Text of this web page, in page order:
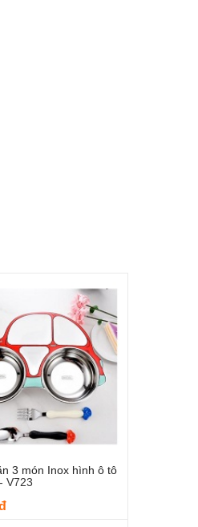
Thêm vào giỏ hàng
3 món Inox hình ô tô
-V723